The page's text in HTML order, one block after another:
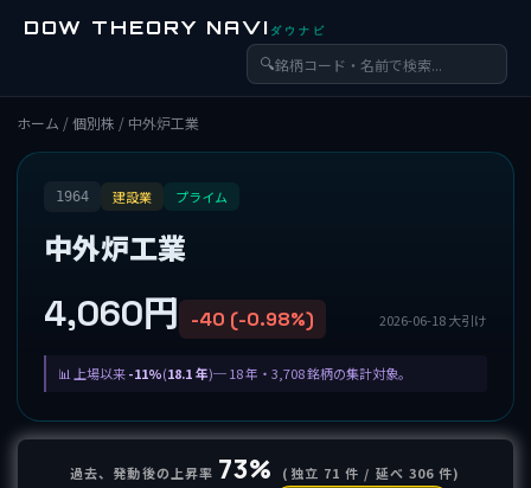
DOW THEORY NAVI ダウナビ
🔍
ホーム /個別株 / 中外炉工業
1964 建設業 プライム
中外炉工業
4,060円 -40 (-0.98%) 2026-06-18 大引け
上場以来-11%(18.1 年)─ 18 年・3,708 銘柄の集計対象。
過去、発動後の上昇率 73% (独立 71 件 / 延べ 306 件)